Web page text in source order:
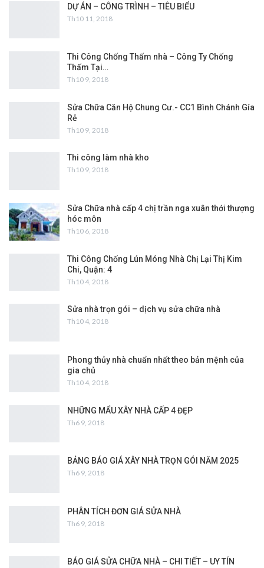
DỰ ÁN – CÔNG TRÌNH – TIÊU BIỂU
Th10 11, 2018
Thi Công Chống Thấm nhà – Công Ty Chống
Thấm Tại…
Th10 9, 2018
Sửa Chữa Căn Hộ Chung Cư.- CC1 Bình Chánh Gía
Rẻ
Th10 9, 2018
Thi công làm nhà kho
Th10 9, 2018
Sửa Chữa nhà cấp 4 chị trần nga xuân thới thượng
hóc môn
Th10 6, 2018
Thi Công Chống Lún Móng Nhà Chị Lại Thị Kim
Chi, Quận: 4
Th10 4, 2018
Sửa nhà trọn gói – dịch vụ sửa chữa nhà
Th10 4, 2018
Phong thủy nhà chuẩn nhất theo bản mệnh của
gia chủ
Th10 4, 2018
NHỮNG MẨU XÂY NHÀ CẤP 4 ĐẸP
Th6 9, 2018
BẢNG BÁO GIÁ XÂY NHÀ TRỌN GÓI NĂM 2025
Th6 9, 2018
PHÂN TÍCH ĐƠN GIÁ SỬA NHÀ
Th6 9, 2018
BÁO GIÁ SỬA CHỮA NHÀ – CHI TIẾT – UY TÍN